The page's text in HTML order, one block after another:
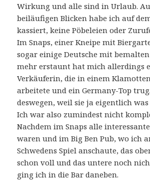
Wirkung und alle sind in Urlaub.
beiläufigen Blicken habe ich auf
kassiert, keine Pöbeleien oder
Im Snaps, einer Kneipe mit
sogar einige Deutsche mit bemalten
mehr erstaunt hat mich allerdings
Verkäuferin, die in einem
arbeitete und ein Germany-Top
deswegen, weil sie ja eigentlich
Ich war also zumindest nicht
Nachdem im Snaps alle
waren und im Big Ben Pub, wo ich
Schwedens Spiel anschaute, das
schon voll und das untere noch
ging ich in die Bar daneben.